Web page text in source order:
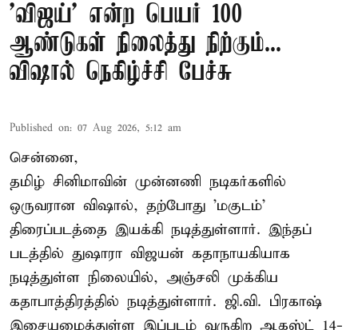
'விஜய்' என்ற பெயர் 100
ஆண்டுகள் நிலைத்து நிற்கும்...
விஷால் நெகிழ்ச்சி பேச்சு
Published on: 07 Aug 2026, 5:12 am
சென்னை,
தமிழ் சினிமாவின் முன்னணி நடிகர்களில்
ஒருவரான விஷால், தற்போது 'மகுடம்'
திரைப்படத்தை இயக்கி நடித்துள்ளார். இந்தப்
படத்தில் துஷாரா விஜயன் கதாநாயகியாக
நடித்துள்ள நிலையில், அஞ்சலி முக்கிய
கதாபாத்திரத்தில் நடித்துள்ளார். ஜி.வி. பிரகாஷ்
இசையமைத்துள்ள இப்படம் வருகிற ஆகஸ்ட் 14-